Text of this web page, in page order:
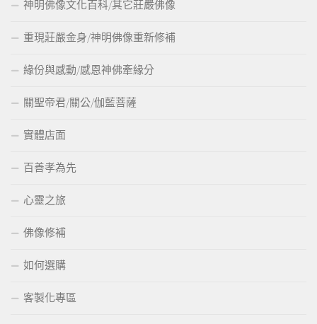
神明佛像文化百科/其它莊嚴佛像
重現莊嚴金身/神明佛像重新修補
緣份與感動/感恩神佛牽緣分
關聖帝君/關公/伽藍菩薩
實體店面
百善孝為先
心靈之旅
佛像修補
如何選購
客製化專區